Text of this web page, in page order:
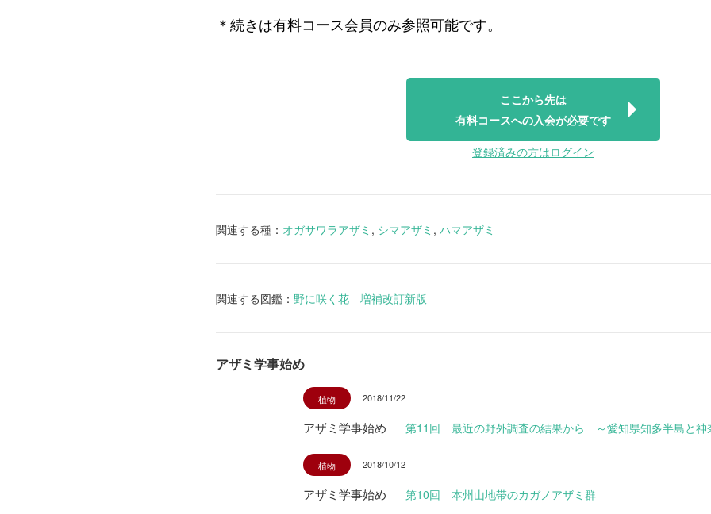
＊続きは有料コース会員のみ参照可能です。
ここから先は
有料コースへの入会が必要です
登録済みの方はログイン
関連する種： オガサワラアザミ , シマアザミ , ハマアザミ
関連する図鑑： 野に咲く花 増補改訂新版
アザミ学事始め
植物 2018/11/22
アザミ学事始め 第11回 最近の野外調査の結果から ～愛知県知多半島と神
植物 2018/10/12
アザミ学事始め 第10回 本州山地帯のカガノアザミ群